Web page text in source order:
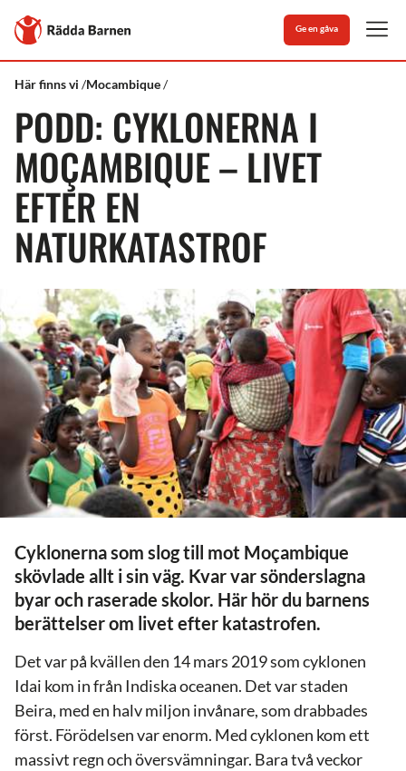
Till
Rädda
Barnens
Ge en gåva
Rädda
Vad
gör
Här finns vi Mocambique
Cyklonerna
Moçambique
livet
efter
en
naturkatastrof
PODD: CYKLONERNA I
MOÇAMBIQUE – LIVET
EFTER EN
NATURKATASTROF
Cyklonerna som slog till mot Moçambique
skövlade allt i sin väg. Kvar var sönderslagna
byar och raserade skolor. Här hör du barnens
berättelser om livet efter katastrofen.
Det var på kvällen den 14 mars 2019 som cyklonen
Idai kom in från Indiska oceanen. Det var staden
Beira, med en halv miljon invånare, som drabbades
först. Förödelsen var enorm. Med cyklonen kom ett
massivt regn och översvämningar. Bara två veckor